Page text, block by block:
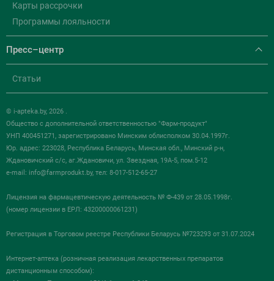
Карты рассрочки
Программы лояльности
Пресс–центр
Статьи
© i-apteka.by, 2026 .
Общество с дополнительной ответственностью "Фарм-продукт"
УНП 400451271, зарегистрировано Минским облисполком 30.04.1997г.
Юр. адрес: 223028, Республика Беларусь, Минская обл., Минский р-н,
Ждановичский с/с, аг.Ждановичи, ул. Звездная, 19А-5, пом.5-12
e-mail: info@farmprodukt.by, тел: 8-017-512-65-27
Лицензия на фармацевтическую деятельность № Ф-439 от 28.05.1998г.
(номер лицензии в ЕРЛ: 43200000061231)
Регистрация в Торговом реестре Республики Беларусь №723293 от 31.07.2024
Интернет-аптека (розничная реализация лекарственных препаратов
дистанционным способом):